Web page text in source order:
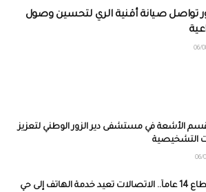
تواصل صيانة أقنية الري لتحسين وصول
الأشعة في مستشفى دير الزور الوطني لتعزيز
التشخيصية
بعد انقطاع 14 عاماً.. الاتصالات تعيد خدمة الهاتف إلى حي